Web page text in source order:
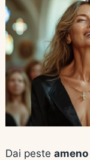
Dai peste ameno